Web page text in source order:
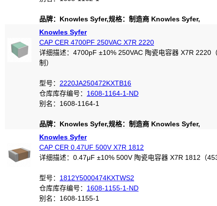
品牌：Knowles Syfer,规格：制造商 Knowles Syfer,
Knowles Syfer
CAP CER 4700PF 250VAC X7R 2220
详细描述：4700pF ±10% 250VAC 陶瓷电容器 X7R 2220
制）
型号： 2220JA250472KXTB16
仓库库存编号： 1608-1164-1-ND
别名：1608-1164-1
品牌：Knowles Syfer,规格：制造商 Knowles Syfer,
Knowles Syfer
CAP CER 0.47UF 500V X7R 1812
详细描述：0.47μF ±10% 500V 陶瓷电容器 X7R 1812（
型号： 1812Y5000474KXTWS2
仓库库存编号： 1608-1155-1-ND
别名：1608-1155-1